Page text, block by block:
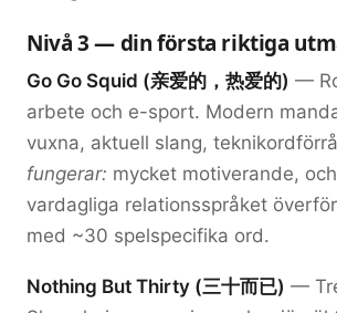
Nivå 3 — din första riktiga
Go Go Squid (亲爱的，热爱的) —
arbete och e-sport. Modern
vuxna, aktuell slang,
fungerar: mycket motiverande,
vardagliga relationsspråket
med ~30 spelspecifika ord.
Nothing But Thirty (三十而已) —